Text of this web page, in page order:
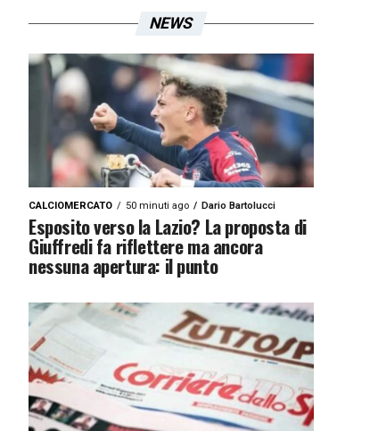
NEWS
CALCIOMERCATO 50 minuti ago Dario Bartolucci
Esposito verso la Lazio? La proposta di
Giuffredi fa riflettere ma ancora
nessuna apertura: il punto